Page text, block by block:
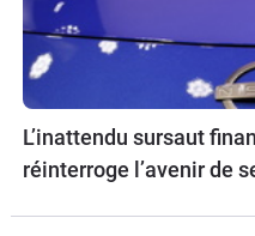
L’inattendu sursaut
réinterroge l’avenir de